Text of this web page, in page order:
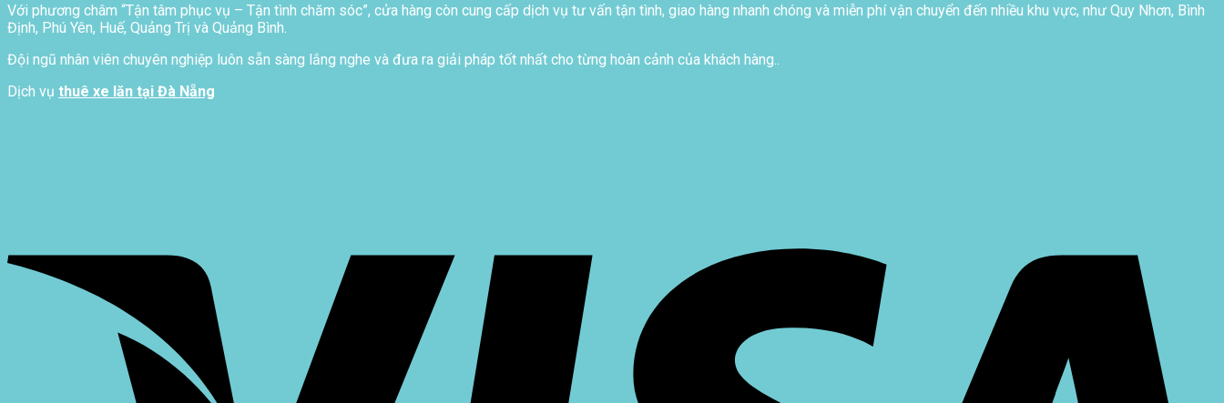
Với phương châm “Tận tâm phục vụ – Tận tình chăm sóc”, cửa hàng còn cung cấp dịch vụ tư vấn tận tình, giao hàng nhanh chóng và miễn phí vận chuyển đến nhiều khu vực, như Quy Nhơn, Bình
Định, Phú Yên, Huế, Quảng Trị và Quảng Bình.
Đội ngũ nhân viên chuyên nghiệp luôn sẵn sàng lắng nghe và đưa ra giải pháp tốt nhất cho từng hoàn cảnh của khách hàng..
Dịch vụ thuê xe lăn tại Đà Nẵng